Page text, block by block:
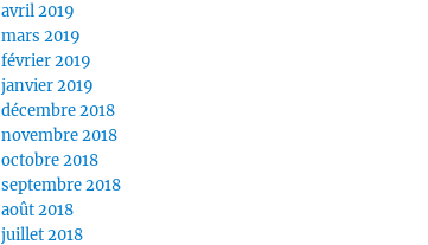
avril 2019
mars 2019
février 2019
janvier 2019
décembre 2018
novembre 2018
octobre 2018
septembre 2018
août 2018
juillet 2018